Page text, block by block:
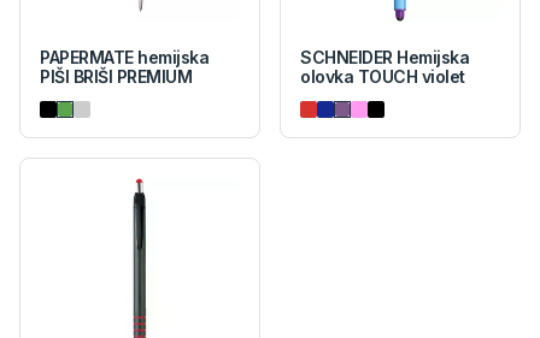
PAPERMATE hemijska
PIŠI BRIŠI PREMIUM
SCHNEIDER Hemijska
olovka TOUCH violet